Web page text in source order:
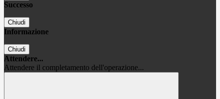
Successo
Chiudi
Informazione
Chiudi
Attendere...
Attendere il completamento dell'operazione...